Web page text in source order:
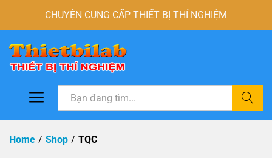
CHUYÊN CUNG CẤP THIẾT BỊ THÍ NGHIỆM
Tìm
Home / Shop / TQC